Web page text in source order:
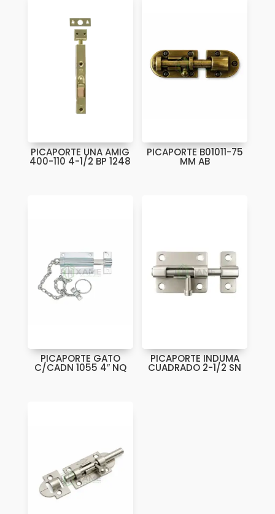
PICAPORTE UNA AMIG
400-110 4-1/2 BP 1248
PICAPORTE B01011-75
MM AB
PICAPORTE GATO
C/CADN 1055 4″ NQ
PICAPORTE INDUMA
CUADRADO 2-1/2 SN